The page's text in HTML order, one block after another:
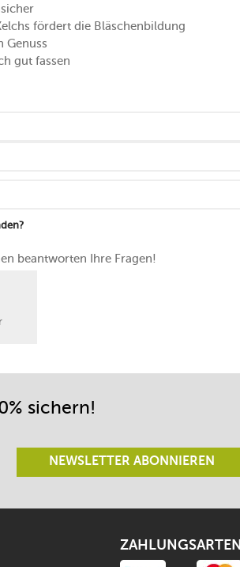
fördert die Bläschenbildung
Genuss
gut fassen
beantworten Ihre Fragen!
sichern!
NEWSLETTER ABONNIEREN
ZAHLUNGSARTEN